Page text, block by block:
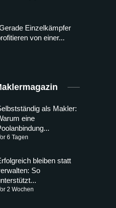
Einzelkämpfer
von einer...
als Makler:
eine
6 Tagen
bleiben statt
So
2 Wochen